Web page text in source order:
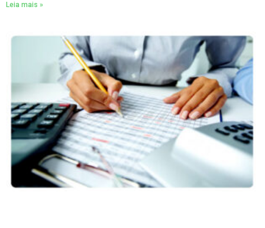
Leia mais »